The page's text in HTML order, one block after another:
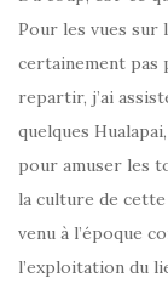
Pour les vues sur
certainement pas
repartir, j’ai
quelques
pour amuser les
la culture de
venu à l’époque
l’exploitation du